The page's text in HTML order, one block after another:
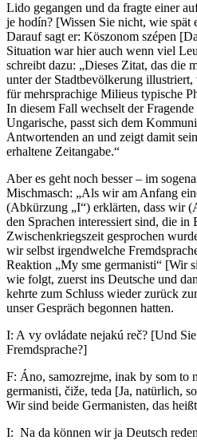
Lido gegangen und da fragte einer
je hodín? [Wissen Sie nicht, wie
Darauf sagt er: Köszonom szépen
Situation war hier auch wenn viel
schreibt dazu: „Dieses Zitat, das die
unter der Stadtbevölkerung
für mehrsprachige Milieus typische
In diesem Fall wechselt der
Ungarische, passt sich dem
Antwortenden an und zeigt damit
erhaltene Zeitangabe.“
Aber es geht noch besser – im
Mischmasch: „Als wir am Anfang
(Abkürzung „I“) erklärten, dass wir
den Sprachen interessiert sind, die in
Zwischenkriegszeit gesprochen
wir selbst irgendwelche
Reaktion „My sme germanisti“ [Wir
wie folgt, zuerst ins Deutsche und
kehrte zum Schluss wieder zurück
unser Gespräch begonnen hatten.
I: A vy ovládate nejakú reč? [Und
Fremdsprache?]
F: Áno, samozrejme, inak by som
germanisti, čiže, teda [Ja, natürlich,
Wir sind beide Germanisten, das
I: Na da können wir ja Deutsch